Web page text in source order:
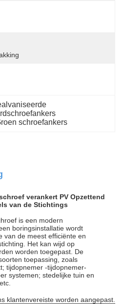
schroefankers
verankert PV Opzettend
van de Stichtings
is een modern
boringsinstallatie wordt
van de meest efficiënte en
Het kan wijd op
worden toegepast. De
toepassing, zoals
tijdopnemer -tijdopnemer-
systemen; stedelijke tuin en
klantenvereiste worden aangepast.